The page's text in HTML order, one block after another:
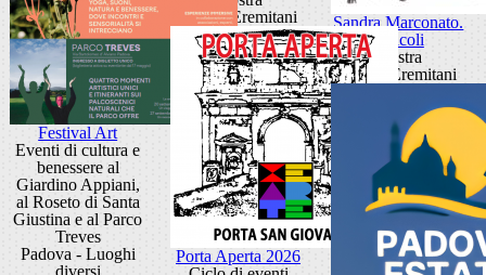
Museo Eremitani
Sandra Marconato.
Oracoli
Mostra
Museo Eremitani
Festival Art
Eventi di cultura e
benessere al
Giardino Appiani,
al Roseto di Santa
Giustina e al Parco
Treves
Padova - Luoghi
diversi
Porta Aperta 2026